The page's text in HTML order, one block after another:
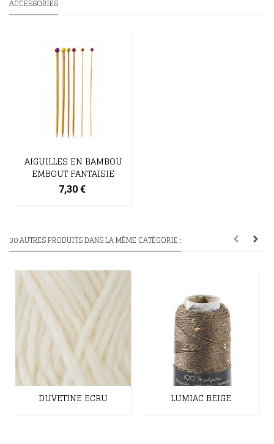
ACCESSORIES
AIGUILLES EN BAMBOU
EMBOUT FANTAISIE
7,30 €
30 AUTRES PRODUITS DANS LA MÊME CATÉGORIE :
DUVETINE ECRU LUMIAC BEIGE